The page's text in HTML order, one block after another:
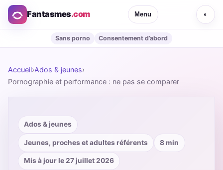
Fantasmes.com Menu ◐
Sans porno Consentement d’abord
Accueil›Ados & jeunes›
Pornographie et performance : ne pas se comparer
Ados & jeunes
Jeunes, proches et adultes référents 8 min
Mis à jour le 27 juillet 2026